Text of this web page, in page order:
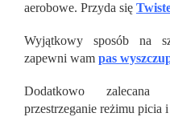
aerobowe. Przyda się
Wyjątkowy sposób na
zapewni wam pas
Dodatkowo zalecana
przestrzeganie reżimu picia